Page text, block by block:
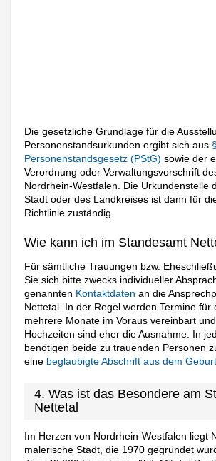
Die gesetzliche Grundlage für die
Personenstandsurkunden ergibt sich aus
Personenstandsgesetz (PStG)sowie der
Verordnung oder Verwaltungsvorschrift
Nordrhein-Westfalen. Die Urkundenstelle
Stadt oder des Landkreises ist dann für
Richtlinie zuständig.
Wie kann ich im Standesamt
Für sämtliche Trauungen bzw.
Sie sich bitte zwecks individueller
genannten Kontaktdaten an die
Nettetal. In der Regel werden Termine für
mehrere Monate im Voraus vereinbart
Hochzeiten sind eher die Ausnahme. In
benötigen beide zu trauenden Personen
eine beglaubigte Abschrift aus dem
4. Was ist das Besondere am
Nettetal
Im Herzen von Nordrhein-Westfalen liegt
malerische Stadt, die 1970 gegründet